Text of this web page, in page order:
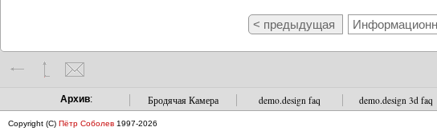
< предыдущая
Архив: Бродячая Камера demo.design faq demo.design 3d faq
Copyright (C) Пётр Соболев 1997-2026